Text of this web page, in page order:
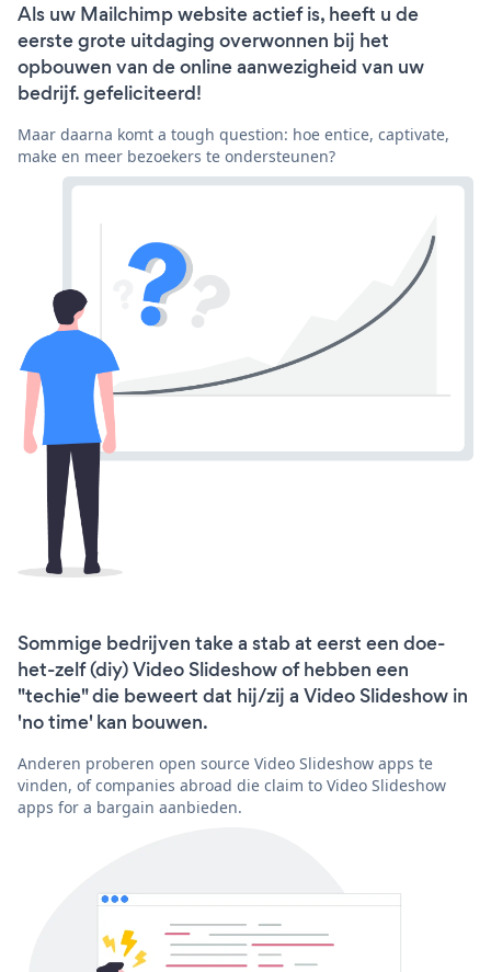
Als uw Mailchimp website actief is, heeft u de
eerste grote uitdaging overwonnen bij het
opbouwen van de online aanwezigheid van uw
bedrijf. gefeliciteerd!
Maar daarna komt a tough question: hoe entice, captivate,
make en meer bezoekers te ondersteunen?
Sommige bedrijven take a stab at eerst een doe-
het-zelf (diy) Video Slideshow of hebben een
"techie" die beweert dat hij/zij a Video Slideshow in
'no time' kan bouwen.
Anderen proberen open source Video Slideshow apps te
vinden, of companies abroad die claim to Video Slideshow
apps for a bargain aanbieden.